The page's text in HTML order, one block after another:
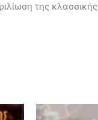
της κλασσικής